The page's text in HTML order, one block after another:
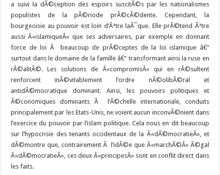
a suivi la dÃ©ception des espoirs suscitÃ©s par les nationalismes
populistes de la pÃ©riode prÃ©cÃ©dente. Cependant, la
bourgeoisie au pouvoir est loin d’Ãªtre laÃ¯que. Elle prÃ©tend Ãªtre
aussi Â«islamiqueÂ» que ses adversaires, par exemple en donnant
force de loi Ã beaucoup de prÃ©ceptes de la loi islamique â€“
surtout dans le domaine de la famille â€“ transformant ainsi la ruse en
rÃ©alitÃ©. Les solutions de Â«compromisÂ» qui en rÃ©sultent
renforcent inÃ©vitablement l’ordre nÃ©olibÃ©ral et
antidÃ©mocratique dominant. Ainsi, les pouvoirs politiques et
Ã©conomiques dominants Ã l’Ã©chelle internationale, conduits
principalement par les Etats-Unis, ne voient aucun inconvÃ©nient dans
l’exercice du pouvoir par l’islam politique. Cela nous en dit beaucoup
sur l’hypocrisie des tenants occidentaux de la Â«dÃ©mocratieÂ», et
dÃ©montre que, contrairement Ã l’idÃ©e que Â«marchÃ©Â» Ã©gal
Â«dÃ©mocratieÂ», ces deux Â«principesÂ» sont en conflit direct dans
les faits.